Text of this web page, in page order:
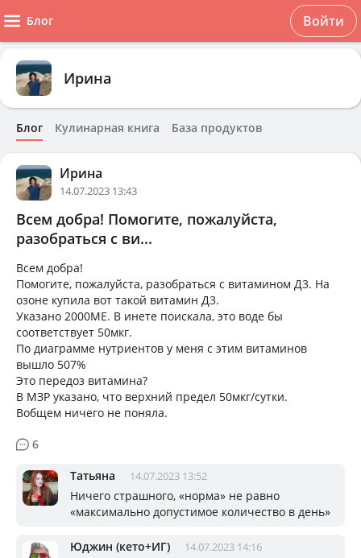
Блог Войти
Ирина
Блог Кулинарная книга База продуктов
Ирина
14.07.2023 13:43
Всем добра! Помогите, пожалуйста,
разобраться с ви...
Всем добра!
Помогите, пожалуйста, разобраться с витамином Д3. На
озоне купила вот такой витамин Д3.
Указано 2000МЕ. В инете поискала, это воде бы
соответствует 50мкг.
По диаграмме нутриентов у меня с этим витаминов
вышло 507%
Это передоз витамина?
В МЗР указано, что верхний предел 50мкг/сутки.
Вобщем ничего не поняла.
6
Татьяна 14.07.2023 13:52
Ничего страшного, «норма» не равно
«максимально допустимое количество в день»
Юджин (кето+ИГ) 14.07.2023 14:16